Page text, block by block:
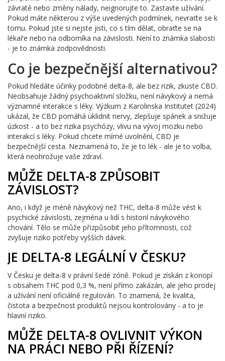
závratě nebo změny nálady, neignorujte to. Zastavte užívání.
Pokud máte některou z výše uvedených podmínek, nevraťte se k
tomu. Pokud jste si nejste jisti, co s tím dělat, obraťte se na
lékaře nebo na odborníka na závislosti. Není to známka slabosti
- je to známka zodpovědnosti.
Co je bezpečnější alternativou?
Pokud hledáte účinky podobné delta-8, ale bez rizik, zkuste CBD.
Neobsahuje žádný psychoaktivní složku, není návykový a nemá
významné interakce s léky. Výzkum z Karolinska Institutet (2024)
ukázal, že CBD pomáhá uklidnit nervy, zlepšuje spánek a snižuje
úzkost - a to bez rizika psychózy, vlivu na vývoj mozku nebo
interakcí s léky. Pokud chcete mírné uvolnění, CBD je
bezpečnější cesta. Neznamená to, že je to lék - ale je to volba,
která neohrožuje vaše zdraví.
MŮŽE DELTA-8 ZPŮSOBIT
ZÁVISLOST?
Ano, i když je méně návykový než THC, delta-8 může vést k
psychické závislosti, zejména u lidí s historií návykového
chování. Tělo se může přizpůsobit jeho přítomnosti, což
zvyšuje riziko potřeby vyšších dávek.
JE DELTA-8 LEGÁLNÍ V ČESKU?
V Česku je delta-8 v právní šedé zóně. Pokud je získán z konopí
s obsahem THC pod 0,3 %, není přímo zakázán, ale jeho prodej
a užívání není oficiálně regulován. To znamená, že kvalita,
čistota a bezpečnost produktů nejsou kontrolovány - a to je
hlavní riziko.
MŮŽE DELTA-8 OVLIVNIT VÝKON
NA PRÁCI NEBO PŘI ŘÍZENÍ?